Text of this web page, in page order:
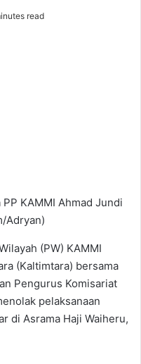
read
KAMMI Ahmad Jundi
Adryan)
(PW) KAMMI
(Kaltimtara) bersama
Pengurus Komisariat
pelaksanaan
di Asrama Haji Waiheru,